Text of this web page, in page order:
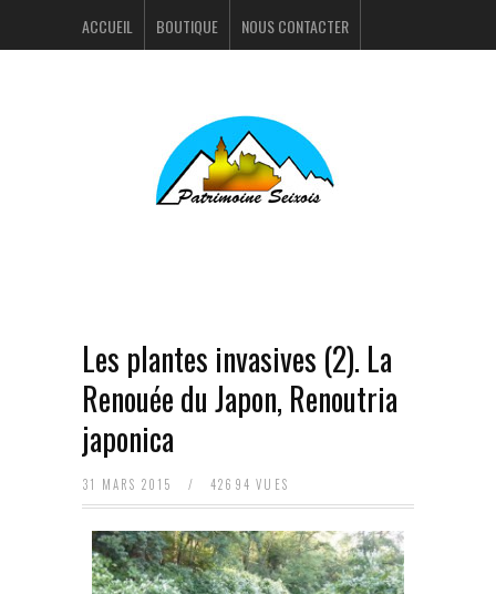
ACCUEIL BOUTIQUE NOUS CONTACTER
Les plantes invasives (2). La
Renouée du Japon, Renoutria
japonica
31 MARS 2015 / 42694 VUES